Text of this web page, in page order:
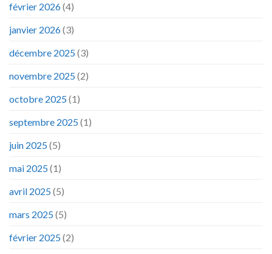
février 2026(4)
janvier 2026(3)
décembre 2025(3)
novembre 2025(2)
octobre 2025(1)
septembre 2025(1)
juin 2025(5)
mai 2025(1)
avril 2025(5)
mars 2025(5)
février 2025(2)